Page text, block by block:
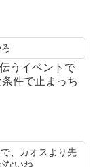
うイベントで
件で止まっち
、カオスより先
ないね